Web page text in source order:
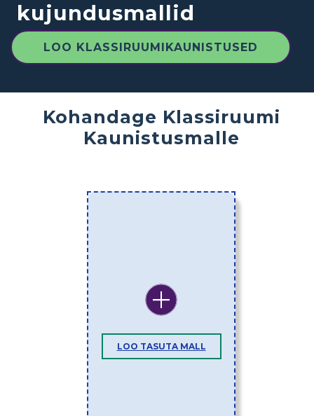
kujundusmallid
LOO KLASSIRUUMIKAUNISTUSED
Kohandage Klassiruumi
Kaunistusmalle
LOO TASUTA MALL